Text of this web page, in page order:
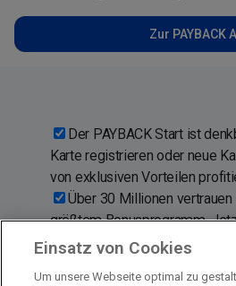
Zur PAYBACK
Der PAYBACK Start ist
Karte registrieren oder neue
von exklusiven Vorteilen
Über 30 Millionen vertrauen
größtem Bonusprogramm.
und PAYBACK Karte aktivieren!
Einsatz von Cookies
Um unsere Webseite optimal zu